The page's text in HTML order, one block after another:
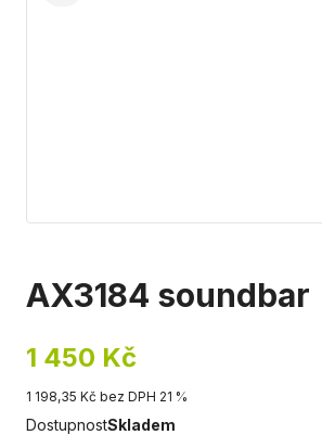
AX3184 soundbar
1 450 Kč
1 198,35 Kč bez DPH 21 %
DostupnostSkladem